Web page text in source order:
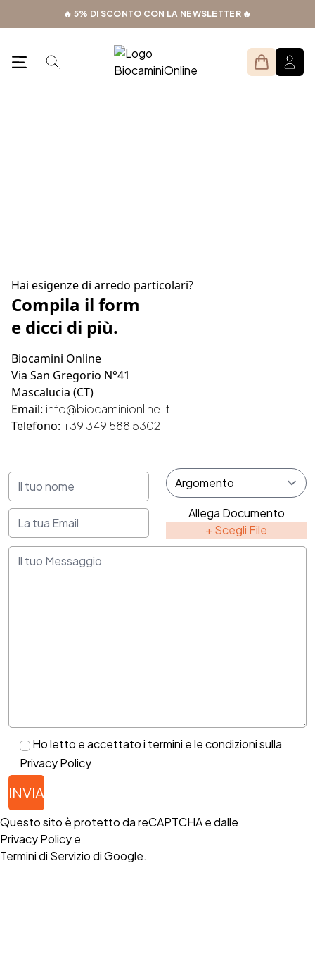
🔥 5% DI SCONTO CON LA NEWSLETTER 🔥
Open menu
Search
Hai esigenze di arredo particolari?
Compila il form
e dicci di più.
Biocamini Online
Via San Gregorio N°41
Mascalucia (CT)
Email: info@biocaminionline.it
Telefono: +39 349 588 5302
Allega Documento
+ Scegli File
Ho letto e accettato i termini e le condizioni sulla
Privacy Policy
Questo sito è protetto da reCAPTCHA e dalle
Privacy Policye
Termini di Serviziodi Google.